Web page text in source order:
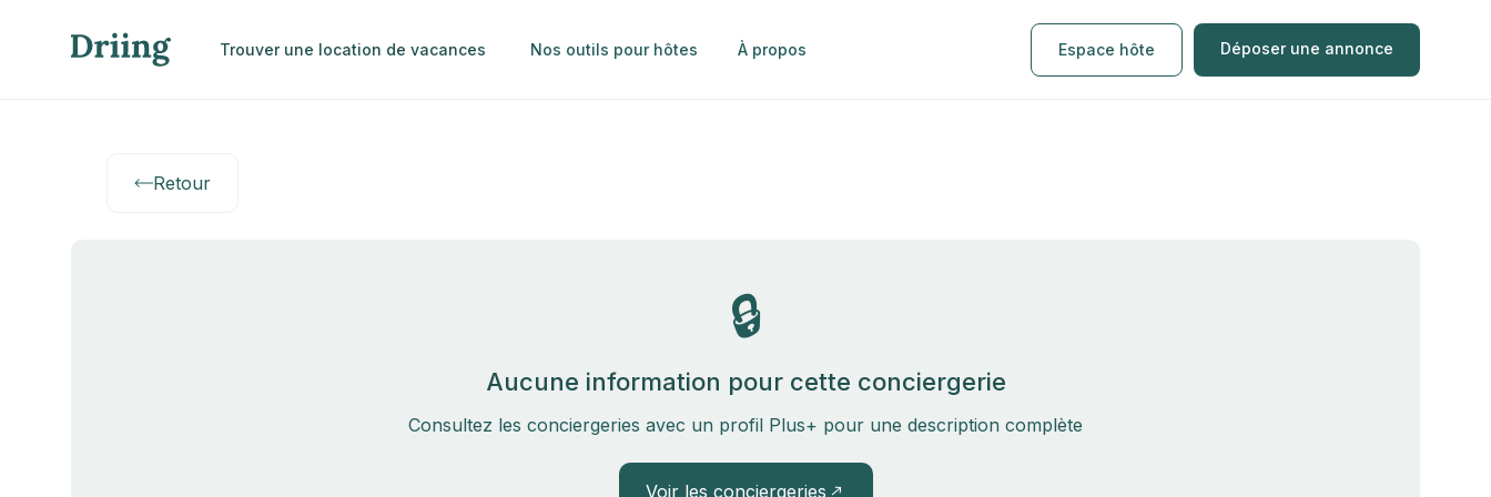
Trouver une location de vacances Nos outils pour hôtes À propos Espace hôte Déposer une annonce
Retour
🔒
Aucune information pour cette conciergerie
Consultez les conciergeries avec un profil Plus+ pour une description complète
Voir les conciergeries